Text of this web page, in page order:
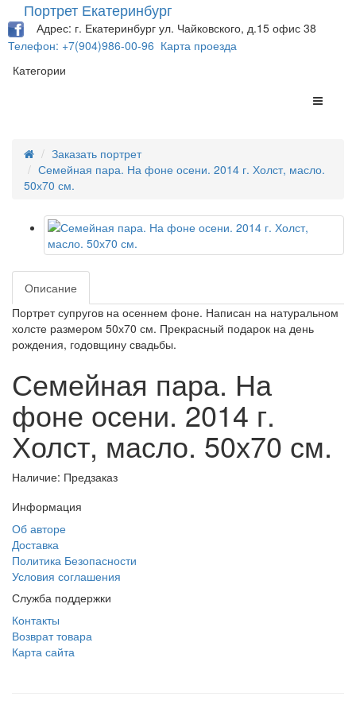
Портрет Екатеринбург
Адрес: г. Екатеринбург ул. Чайковского, д.15 офис 38
Телефон: +7(904)986-00-96 Карта проезда
Категории
Заказать портрет
Семейная пара. На фоне осени. 2014 г. Холст, масло.
50х70 см.
Описание
Портрет супругов на осеннем фоне. Написан на натуральном
холсте размером 50х70 см. Прекрасный подарок на день
рождения, годовщину свадьбы.
Семейная пара. На
фоне осени. 2014 г.
Холст, масло. 50х70 см.
Наличие: Предзаказ
Информация
Об авторе
Доставка
Политика Безопасности
Условия соглашения
Служба поддержки
Контакты
Возврат товара
Карта сайта